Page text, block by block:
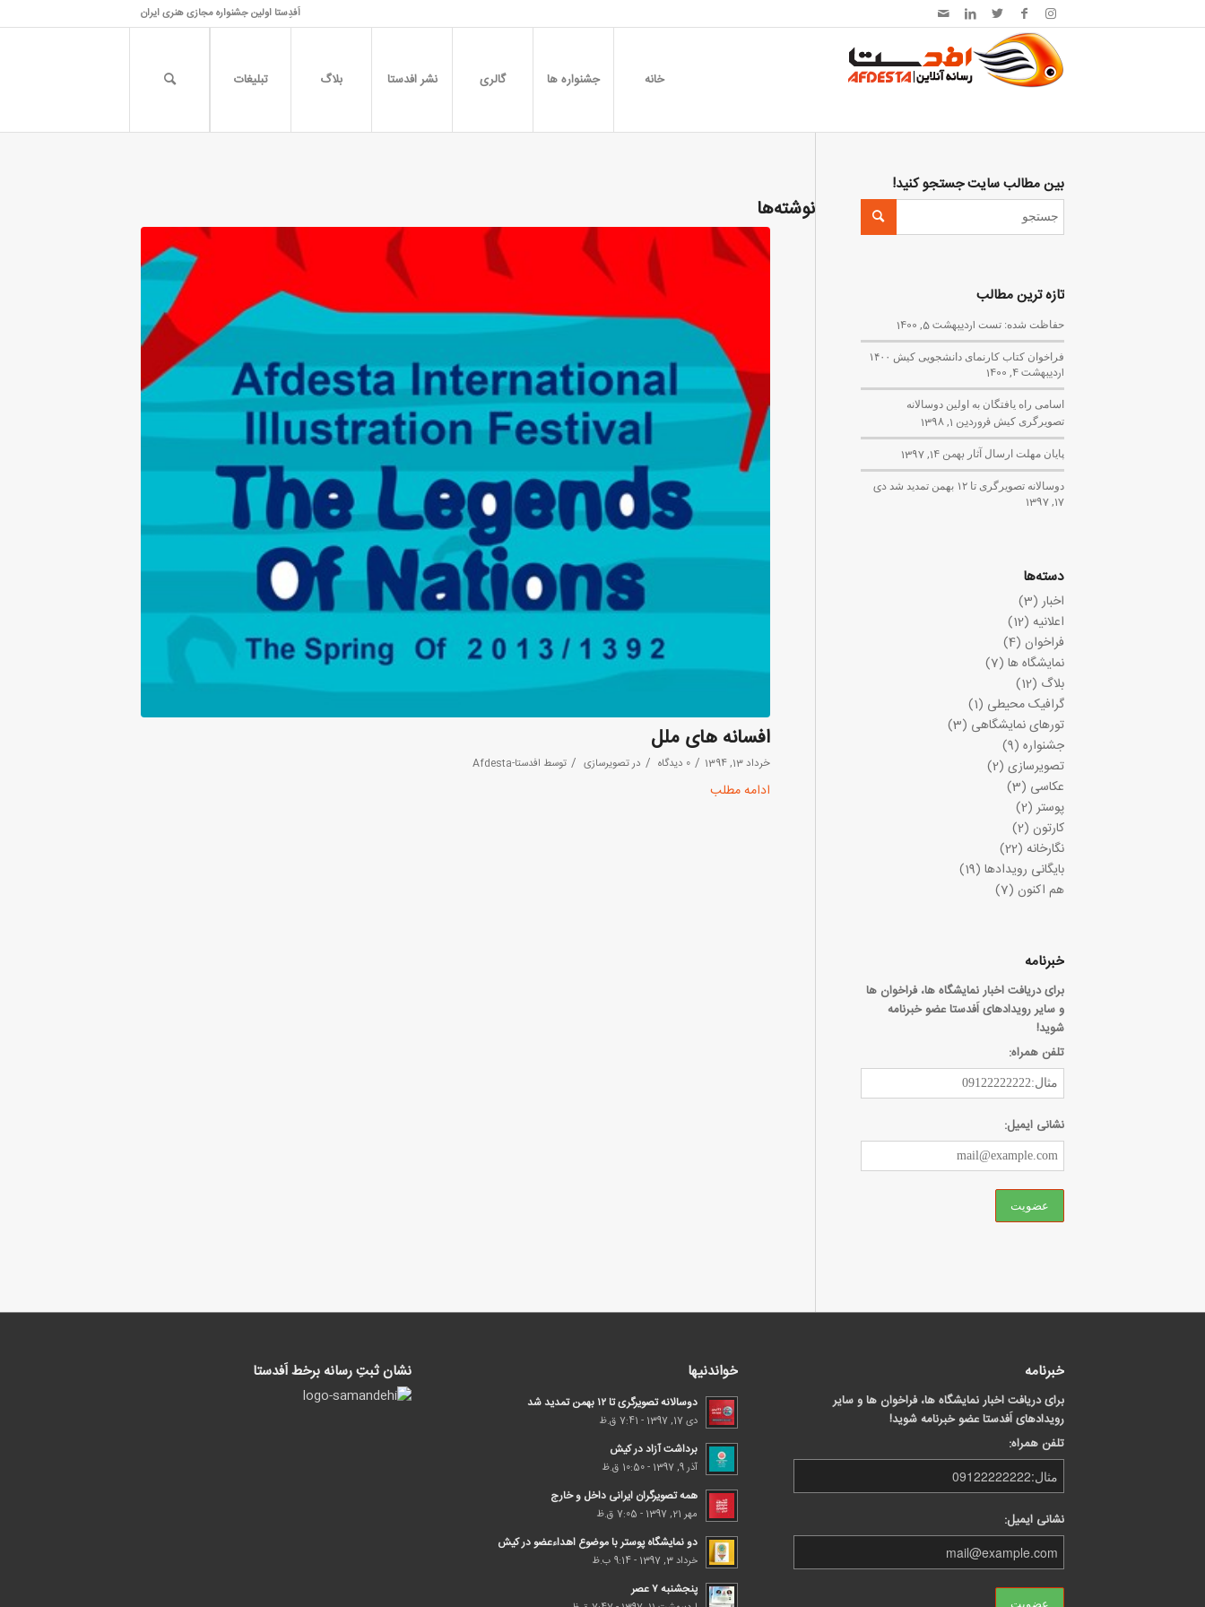
اَفدِستا اولین جشنواره مجازی هنری ایران
خانه جشنواره ها گالری نشر افدستا بلاگ تبلیغات
نوشته‌ها
افسانه های ملل
خرداد 13, 1394 / 0 دیدگاه / درتصویرسازی / توسط افدستا-Afdesta
ادامه مطلب
بین مطالب سایت جستجو کنید!
تازه ترین مطالب
حفاظت شده: تست اردیبهشت 5, 1400
فراخوان کتاب کارنمای دانشجویی کیش ۱۴۰۰
اردیبهشت 4, 1400
اسامی راه یافتگان به اولین دوسالانه
تصویرگری کیش فروردین 1, 1398
پایان مهلت ارسال آثار بهمن 14, 1397
دوسالانه تصویرگری تا ۱۲ بهمن تمدید شد
دی
17, 1397
دسته‌ها
اخبار(3)
اعلانیه (12)
فراخوان (4)
نمایشگاه ها (7)
بلاگ (12)
گرافیک محیطی (1)
تورهای نمایشگاهی (3)
جشنواره (9)
تصویرسازی (2)
عکاسی (3)
پوستر(2)
کارتون (2)
نگارخانه (22)
بایگانی رویدادها (19)
هم اکنون (7)
خبرنامه
برای دریافت اخبار نمایشگاه ها، فراخوان ها
و سایر رویدادهای اَفدستا عضو خبرنامه
شوید!
تلفن همراه:
نشانی ایمیل:
خبرنامه
برای دریافت اخبار نمایشگاه ها، فراخوان ها و سایر
رویدادهای اَفدستا عضو خبرنامه شوید!
تلفن همراه:
نشانی ایمیل:
خواندنیها
دوسالانه تصویرگری تا ۱۲ بهمن تمدید شد
دی 17, 1397 - 7:41 ق.ظ
برداشت آزاد در کیش
آذر 9, 1397 - 10:50 ق.ظ
همه تصویرگران ایرانی داخل و خارج
مهر 21, 1397 - 7:05 ق.ظ
دو نمایشگاه پوستر با موضوع اهداء‌عضو در کیش
خرداد 3, 1397 - 9:14 ب.ظ
پنجشنبه ۷ عصر
نشان ثبتِ رسانه برخط اَفدستا